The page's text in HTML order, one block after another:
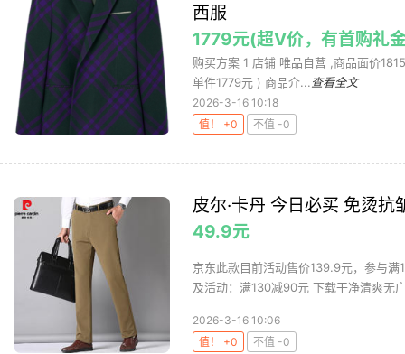
西服
1779元(超V价，有首购礼
购买方案 1 店铺 唯品自营 ,商品面价
单件1779元 ) 商品介... 查看全文
2026-3-16 10:18
值！ +0
不值 -0
皮尔·卡丹 今日必买 免烫
49.9元
京东此款目前活动售价139.9元，参与
及活动：满130减90元 下载干净清爽无
2026-3-16 10:06
值！ +0
不值 -0